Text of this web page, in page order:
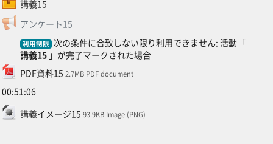
講義15
アンケート15フィードバック
利用制限 次の条件に合致しない限り利用できません: 活動「
講義15」が完了マークされた場合
PDF資料15
ファイル2.7MB PDF document
00:51:06
講義イメージ15
ファイル93.9KB Image (PNG)